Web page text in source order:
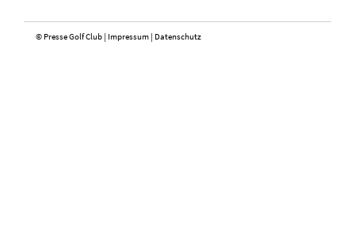
© Presse Golf Club | Impressum | Datenschutz